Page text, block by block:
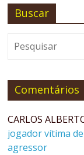
Buscar
Comentários
CARLOS
jogador vítima
agressor